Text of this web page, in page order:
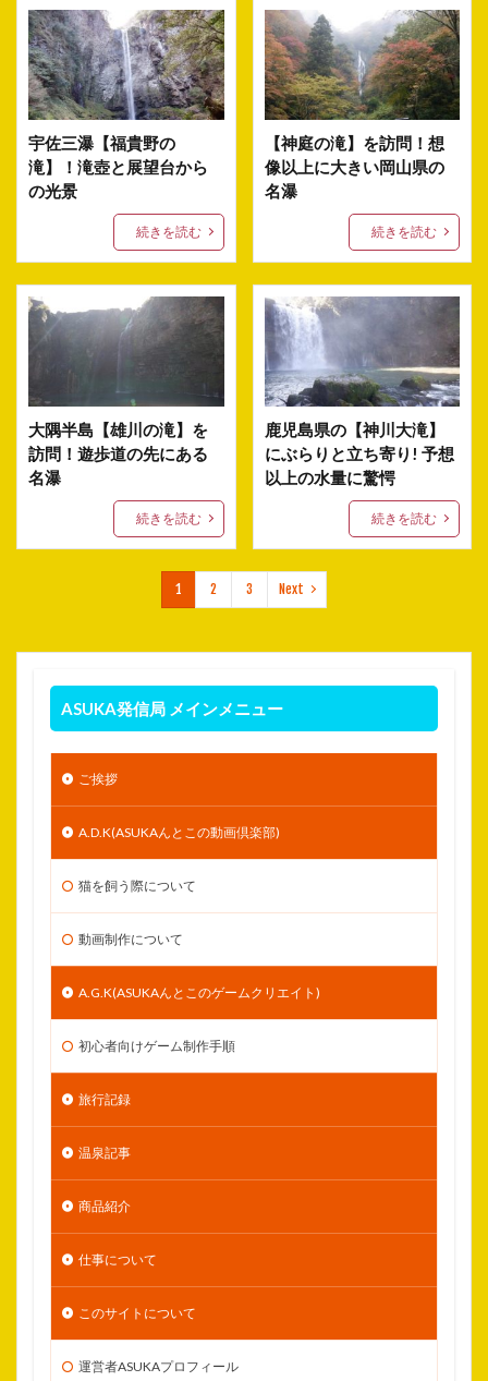
宇佐三瀑【福貴野の
滝】！滝壺と展望台から
の光景
続きを読む
【神庭の滝】を訪問！想
像以上に大きい岡山県の
名瀑
続きを読む
大隅半島【雄川の滝】を
訪問！遊歩道の先にある
名瀑
続きを読む
鹿児島県の【神川大滝】
にぶらりと立ち寄り! 予想
以上の水量に驚愕
続きを読む
1 2 3 Next
ASUKA発信局 メインメニュー
ご挨拶
A.D.K(ASUKAんとこの動画倶楽部)
猫を飼う際について
動画制作について
A.G.K(ASUKAんとこのゲームクリエイト)
初心者向けゲーム制作手順
旅行記録
温泉記事
商品紹介
仕事について
このサイトについて
運営者ASUKAプロフィール